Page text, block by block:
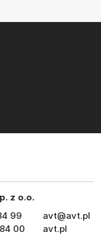
z o.o.
99
00
avt@avt.pl
avt.pl